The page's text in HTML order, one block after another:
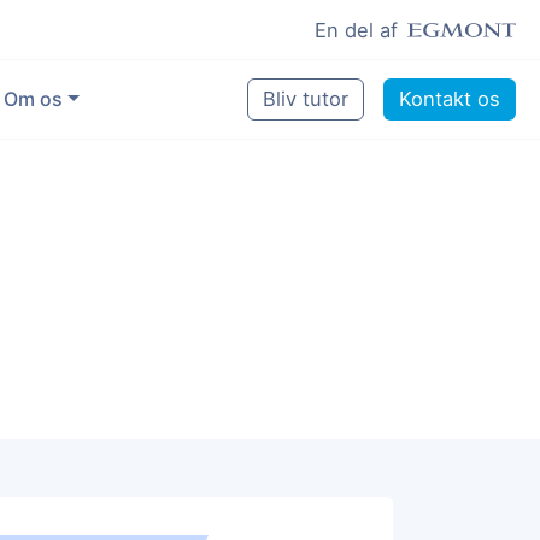
En del af
Om os Bliv tutor Kontakt os